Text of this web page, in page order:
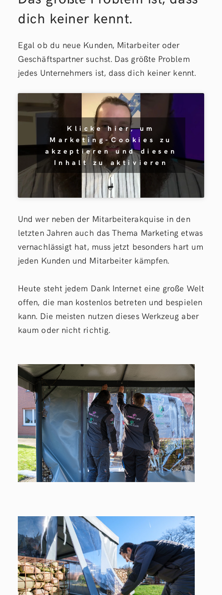
dich keiner kennt.
Egal ob du neue Kunden, Mitarbeiter oder
Geschäftspartner suchst. Das größte Problem
jedes Unternehmers ist, dass dich keiner kennt.
Klicke hier, um
Marketing-Cookies zu
akzeptieren und diesen
Inhalt zu aktivieren
Und wer neben der Mitarbeiterakquise in den
letzten Jahren auch das Thema Marketing etwas
vernachlässigt hat, muss jetzt besonders hart um
jeden Kunden und Mitarbeiter kämpfen.
Heute steht jedem Dank Internet eine große Welt
offen, die man kostenlos betreten und bespielen
kann. Die meisten nutzen dieses Werkzeug aber
kaum oder nicht richtig.